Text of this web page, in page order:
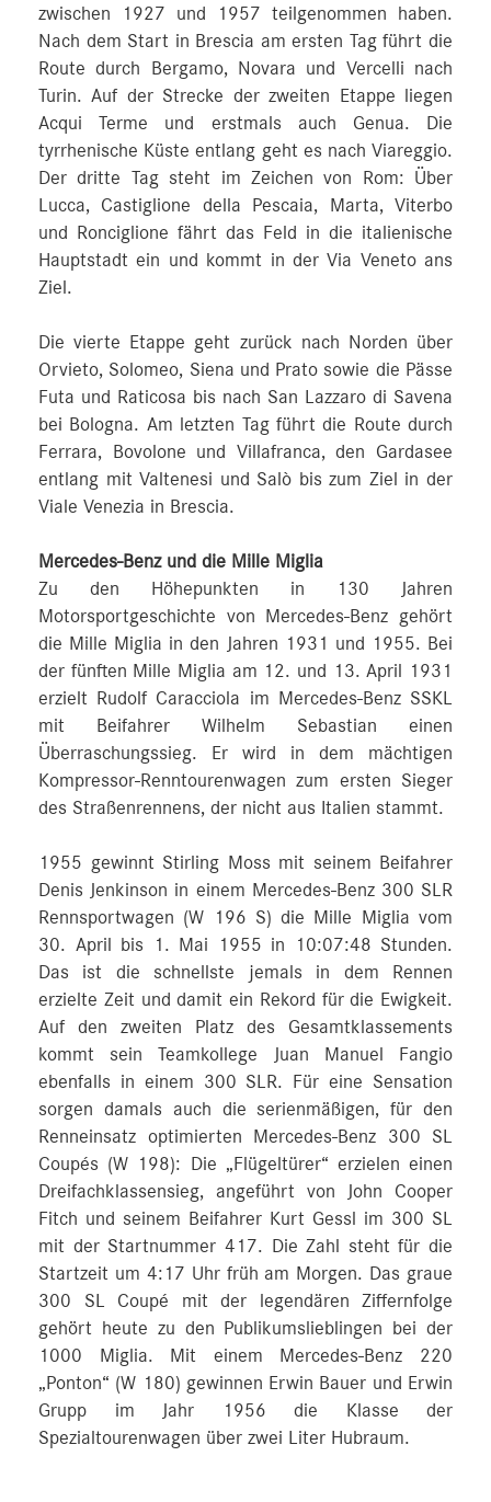
zwischen 1927 und 1957 teilgenommen haben.
Nach dem Start in Brescia am ersten Tag führt die
Route durch Bergamo, Novara und Vercelli nach
Turin. Auf der Strecke der zweiten Etappe liegen
Acqui Terme und erstmals auch Genua. Die
tyrrhenische Küste entlang geht es nach Viareggio.
Der dritte Tag steht im Zeichen von Rom: Über
Lucca, Castiglione della Pescaia, Marta, Viterbo
und Ronciglione fährt das Feld in die italienische
Hauptstadt ein und kommt in der Via Veneto ans
Ziel.
Die vierte Etappe geht zurück nach Norden über
Orvieto, Solomeo, Siena und Prato sowie die Pässe
Futa und Raticosa bis nach San Lazzaro di Savena
bei Bologna. Am letzten Tag führt die Route durch
Ferrara, Bovolone und Villafranca, den Gardasee
entlang mit Valtenesi und Salò bis zum Ziel in der
Viale Venezia in Brescia.
Mercedes-Benz und die Mille Miglia
Zu den Höhepunkten in 130 Jahren
Motorsportgeschichte von Mercedes-Benz gehört
die Mille Miglia in den Jahren 1931 und 1955. Bei
der fünften Mille Miglia am 12. und 13. April 1931
erzielt Rudolf Caracciola im Mercedes-Benz SSKL
mit Beifahrer Wilhelm Sebastian einen
Überraschungssieg. Er wird in dem mächtigen
Kompressor-Renntourenwagen zum ersten Sieger
des Straßenrennens, der nicht aus Italien stammt.
1955 gewinnt Stirling Moss mit seinem Beifahrer
Denis Jenkinson in einem Mercedes-Benz 300 SLR
Rennsportwagen (W 196 S) die Mille Miglia vom
30. April bis 1. Mai 1955 in 10:07:48 Stunden.
Das ist die schnellste jemals in dem Rennen
erzielte Zeit und damit ein Rekord für die Ewigkeit.
Auf den zweiten Platz des Gesamtklassements
kommt sein Teamkollege Juan Manuel Fangio
ebenfalls in einem 300 SLR. Für eine Sensation
sorgen damals auch die serienmäßigen, für den
Renneinsatz optimierten Mercedes-Benz 300 SL
Coupés (W 198): Die „Flügeltürer“ erzielen einen
Dreifachklassensieg, angeführt von John Cooper
Fitch und seinem Beifahrer Kurt Gessl im 300 SL
mit der Startnummer 417. Die Zahl steht für die
Startzeit um 4:17 Uhr früh am Morgen. Das graue
300 SL Coupé mit der legendären Ziffernfolge
gehört heute zu den Publikumslieblingen bei der
1000 Miglia. Mit einem Mercedes-Benz 220
„Ponton“ (W 180) gewinnen Erwin Bauer und Erwin
Grupp im Jahr 1956 die Klasse der
Spezialtourenwagen über zwei Liter Hubraum.